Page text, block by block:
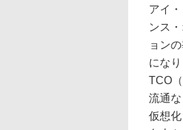
アイ
ンス
ョン
にな
TCO
流通
仮想